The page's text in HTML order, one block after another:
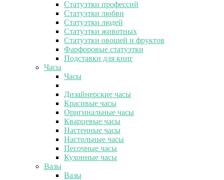
Статуэтки профессий
Статуэтки любви
Статуэтки людей
Статуэтки животных
Статуэтки овощей и фруктов
Фарфоровые статуэтки
Подставки для книг
Часы
Часы
Дизайнерские часы
Красивые часы
Оригинальные часы
Кварцевые часы
Настенные часы
Настольные часы
Песочные часы
Кухонные часы
Вазы
Вазы